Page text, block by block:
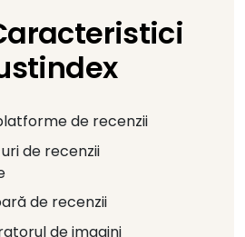
de recenzii
de recenzii
de recenzii
de imagini